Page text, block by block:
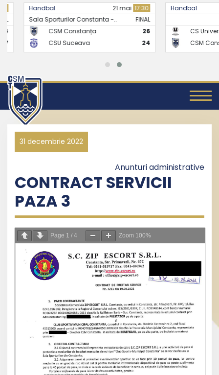
Handbal 21 mai 17:30
Sala Sporturilor Constanta -..
CSM Constanța
CSU Suceava
Handbal
CS
CSM
31 decembrie 2022
Anunturi administrative
CONTRACT SERVICII
PAZA 3
Page 1 / 4 Zoom 100%